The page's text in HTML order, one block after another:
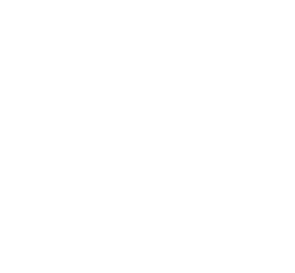
em Salamanca
Salamanca, a apenas 5 minutos
e a 15 minutos das Catedrais